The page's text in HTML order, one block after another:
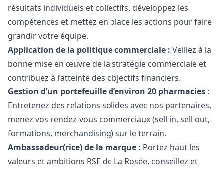
résultats individuels et collectifs, développez les
compétences et mettez en place les actions pour faire
grandir votre équipe.
Application de la politique commerciale : Veillez à la
bonne mise en œuvre de la stratégie commerciale et
contribuez à l’atteinte des objectifs financiers.
Gestion d’un portefeuille d’environ 20 pharmacies :
Entretenez des relations solides avec nos partenaires,
menez vos rendez-vous commerciaux (sell in, sell out,
formations, merchandising) sur le terrain.
Ambassadeur(rice) de la marque : Portez haut les
valeurs et ambitions RSE de La Rosée, conseillez et